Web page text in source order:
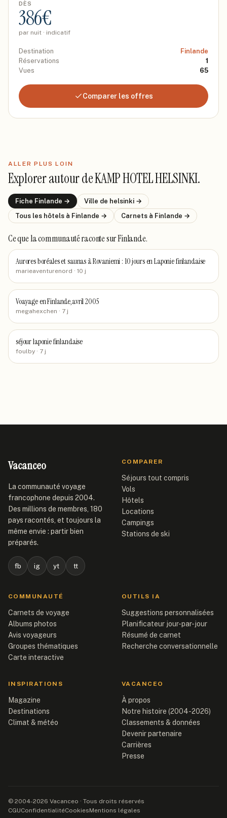
DÈS
386€
par nuit · indicatif
Destination
Finlande
Réservations
1
Vues
65
Comparer les offres
ALLER PLUS LOIN
Explorer autour deKAMP HOTEL HELSINKI.
Fiche Finlande → Ville de helsinki →
Tous les hôtels à Finlande → Carnets à Finlande →
Ce que la communauté racontesur Finlande.
Aurores boréales et saunas à Rovaniemi : 10 jours en Laponie finlandaise
marieaventurenord · 10 j
Voayage en Finlande,avril 2005
megahexchen · 7 j
séjour laponie finlandaise
foulby · 7 j
Vacanceo
La communauté voyage
francophone depuis 2004.
Des millions de membres, 180
pays racontés, et toujours la
même envie : partir bien
préparés.
fb ig yt tt
COMPARER
Séjours tout compris
Vols
Hôtels
Locations
Campings
Stations de ski
COMMUNAUTÉ
Carnets de voyage
Albums photos
Avis voyageurs
Groupes thématiques
Carte interactive
OUTILS IA
Suggestions personnalisées
Planificateur jour-par-jour
Résumé de carnet
Recherche conversationnelle
INSPIRATIONS
Magazine
Destinations
Climat & météo
VACANCEO
À propos
Notre histoire (2004-2026)
Classements & données
Devenir partenaire
Carrières
Presse
© 2004-2026 Vacanceo · Tous droits réservés
CGUConfidentialitéCookiesMentions légales